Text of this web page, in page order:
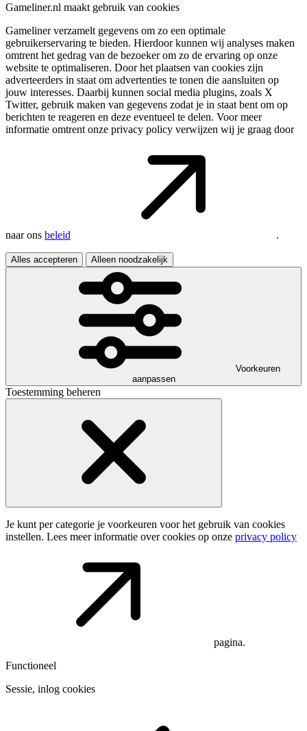
Gameliner.nl maakt gebruik van cookies
Gameliner verzamelt gegevens om zo een optimale
gebruikerservaring te bieden. Hierdoor kunnen wij analyses maken
omtrent het gedrag van de bezoeker om zo de ervaring op onze
website te optimaliseren. Door het plaatsen van cookies zijn
adverteerders in staat om advertenties te tonen die aansluiten op
jouw interesses. Daarbij kunnen social media plugins, zoals X
Twitter, gebruik maken van gegevens zodat je in staat bent om op
berichten te reageren en deze eventueel te delen. Voor meer
informatie omtrent onze privacy policy verwijzen wij je graag door
naar ons beleid .
Alles accepteren Alleen noodzakelijk
Voorkeuren
aanpassen
Toestemming beheren
Je kunt per categorie je voorkeuren voor het gebruik van cookies
instellen. Lees meer informatie over cookies op onze privacy policy
pagina.
Functioneel
Sessie, inlog cookies